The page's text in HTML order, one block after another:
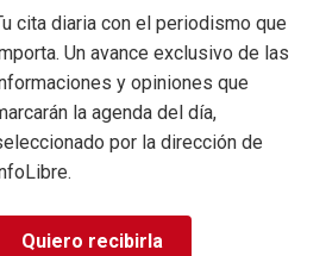
cita diaria con el periodismo que
Un avance exclusivo de las
y opiniones que
la agenda del día,
por la dirección de
Quiero recibirla